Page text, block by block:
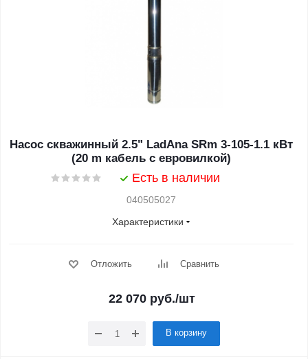
Насос скважинный 2.5" LadAna SRm 3-105-1.1 кВт
(20 m кабель с евровилкой)
Есть в наличии
040505027
Характеристики
Отложить Сравнить
22 070руб./шт
В корзину